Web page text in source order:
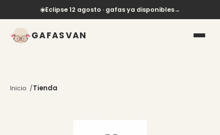
☀️Eclipse 12 agosto · gafas ya disponibles→
GAFASVAN
Inicio Tienda